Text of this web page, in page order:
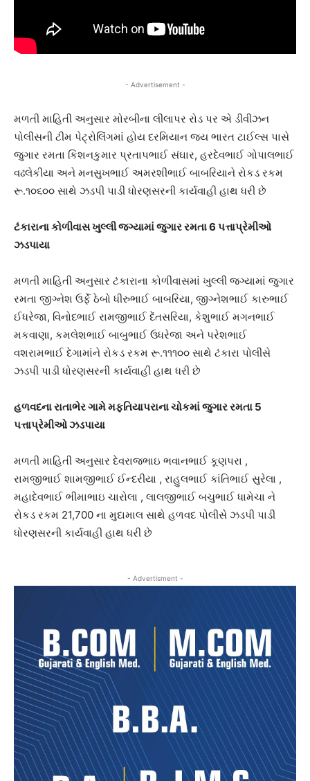
- Advertisement -
મળતી માહિતી અનુસાર મોરબીના લીલાપર રોડ પર એ ડીવીઝન
પોલીસની ટીમ પેટ્રોલિંગમાં હોય દરમિયાન જય ભારત ટાઈલ્સ પાસે
જુગાર રમતા કિશનકુમાર પ્રતાપભાઈ સંઘાર, હરદેવભાઈ ગોપાલભાઈ
વઢલેકીયા અને મનસુખભાઈ અમરશીભાઈ બાબરિયાને રોકડ રકમ
રૂ.૧૦૬૦૦ સાથે ઝડપી પાડી ધોરણસરની કાર્યવાહી હાથ ધરી છે
ટંકારાના કોળીવાસ ખુલ્લી જગ્યામાં જુગાર રમતા 6 પત્તાપ્રેમીઓ
ઝડપાયા
મળતી માહિતી અનુસાર ટંકારાના કોળીવાસમાં ખુલ્લી જગ્યામાં જુગાર
રમતા જીગ્નેશ ઉર્ફે ઠેબો ધીરુભાઈ બાબરિયા, જીગ્નેશભાઈ કારુભાઈ
ઈધરેજા, વિનોદભાઈ રામજીભાઈ દેંતસરિયા, કેશુભાઈ મગનભાઈ
મકવાણા, કમલેશભાઈ બાબુભાઈ ઉધરેજા અને પરેશભાઈ
વશરામભાઈ દેગામાંને રોકડ રકમ રૂ.૧૧૧૦૦ સાથે ટંકારા પોલીસે
ઝડપી પાડી ધોરણસરની કાર્યવાહી હાથ ધરી છે
હળવદના રાતાભેર ગામે મફતિયાપરાના ચોકમાં જુગાર રમતા 5
પત્તાપ્રેમીઓ ઝડપાયા
મળતી માહિતી અનુસાર દેવરાજભાઇ ભવાનભાઈ કૂણપરા ,
રામજીભાઈ શામજીભાઈ ઈન્દરીયા , રાહુલભાઈ કાંતિભાઈ સુરેલા ,
મહાદેવભાઈ ભીમાભાઇ ચારોલા , લાલજીભાઈ બચુભાઈ ધામેચા ને
રોકડ રકમ 21,700 ના મુદામાલ સાથે હળવદ પોલીસે ઝડપી પાડી
ધોરણસરની કાર્યવાહી હાથ ધરી છે
- Advertisment -